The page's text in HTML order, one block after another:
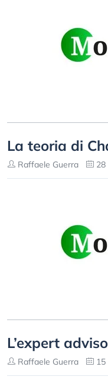
La teoria di
Raffaele Guerra 28
L’expert
Raffaele Guerra 15